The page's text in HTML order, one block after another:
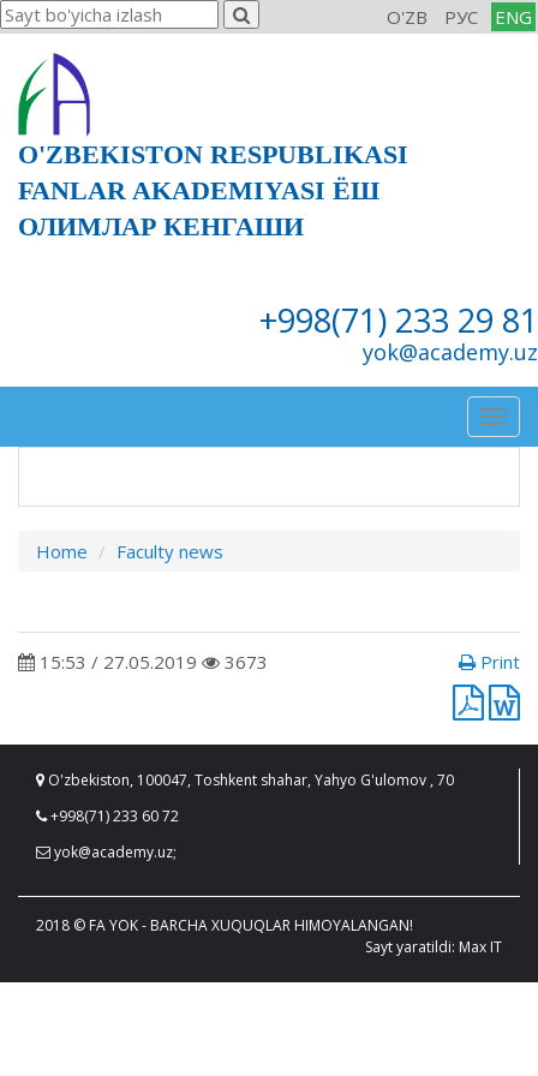
O'ZB РУС ENG
O'ZBEKISTON RESPUBLIKASI
FANLAR AKADEMIYASI ЁШ
ОЛИМЛАР КЕНГАШИ
+998(71) 233 29 81
yok@academy.uz
Home Faculty news
15:53 / 27.05.2019 3673 Print
O'zbekiston, 100047, Toshkent shahar, Yahyo G'ulomov , 70
+998(71) 233 60 72
yok@academy.uz;
2018 © FA YOK - BARCHA XUQUQLAR HIMOYALANGAN!
Sayt yaratildi: Max IT